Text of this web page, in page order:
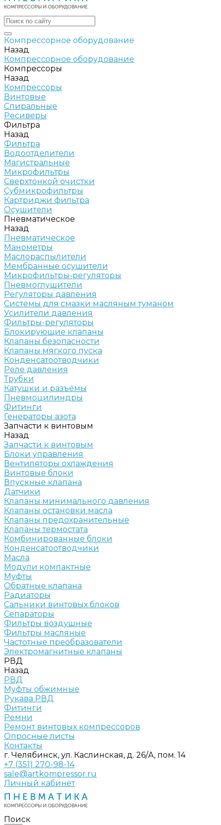
Компрессорное оборудование
Назад
Компрессорное оборудование
Компрессоры
Назад
Компрессоры
Винтовые
Спиральные
Ресиверы
Фильтра
Назад
Фильтра
Водоотделители
Магистральные
Микрофильтры
Сверхтонкой очистки
Субмикрофильтры
Картриджи фильтра
Осушители
Пневматическое
Назад
Пневматическое
Манометры
Маслораспылители
Мембранные осушители
Микрофильтры-регуляторы
Пневмоглушители
Регуляторы давления
Системы для смазки масляным туманом
Усилители давления
Фильтры-регуляторы
Блокирующие клапаны
Клапаны безопасности
Клапаны мягкого пуска
Конденсатоотводчики
Реле давления
Трубки
Катушки и разъёмы
Пневмоцилиндры
Фитинги
Генераторы азота
Запчасти к винтовым
Назад
Запчасти к винтовым
Блоки управления
Вентиляторы охлаждения
Винтовые блоки
Впускные клапана
Датчики
Клапаны минимального давления
Клапаны остановки масла
Клапаны предохранительные
Клапаны термостата
Комбинированные блоки
Конденсатоотводчики
Масла
Модули компактные
Муфты
Обратные клапана
Радиаторы
Сальники винтовых блоков
Сепараторы
Фильтры воздушные
Фильтры масляные
Частотные преобразователи
Электромагнитные клапаны
РВД
Назад
РВД
Муфты обжимные
Рукава РВД
Фитинги
Ремни
Ремонт винтовых компрессоров
Опросные листы
Контакты
г. Челябинск, ул. Каслинская, д. 26/А, пом. 14
+7 (351) 270-98-14
sale@artkompressor.ru
Личный кабинет
Поиск